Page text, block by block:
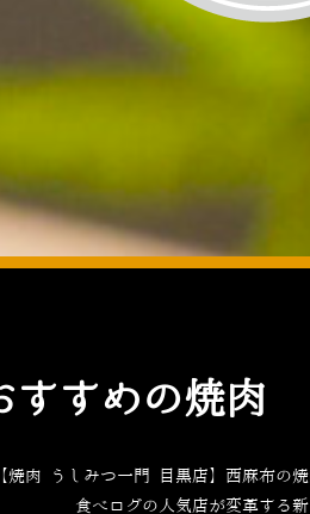
すすめの焼肉
焼肉 うしみつ一門 目黒店】西麻布の
食べログの人気店が変革する